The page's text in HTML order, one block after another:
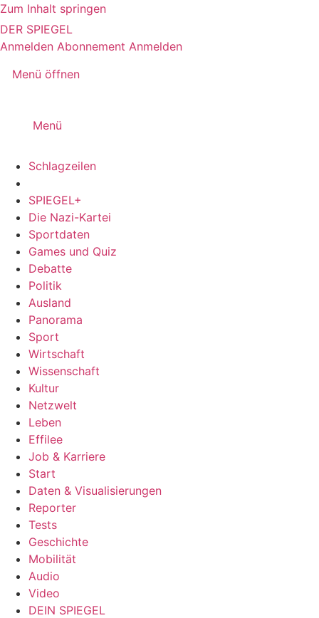
Zum Inhalt springen
DER SPIEGEL
Anmelden Abonnement Anmelden
Menü öffnen
Menü
Schlagzeilen
SPIEGEL+
Die Nazi-Kartei
Sportdaten
Games und Quiz
Debatte
Politik
Ausland
Panorama
Sport
Wirtschaft
Wissenschaft
Kultur
Netzwelt
Leben
Effilee
Job & Karriere
Start
Daten & Visualisierungen
Reporter
Tests
Geschichte
Mobilität
Audio
Video
DEIN SPIEGEL